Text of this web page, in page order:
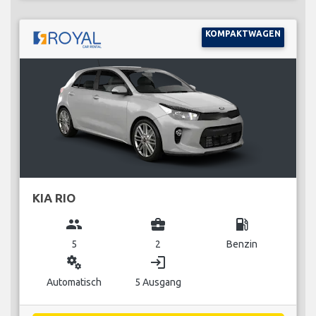
KOMPAKTWAGEN
KIA RIO
group
5
business_center
2
local_gas_station
Benzin
miscellaneous_services
Automatisch
login
5 Ausgang